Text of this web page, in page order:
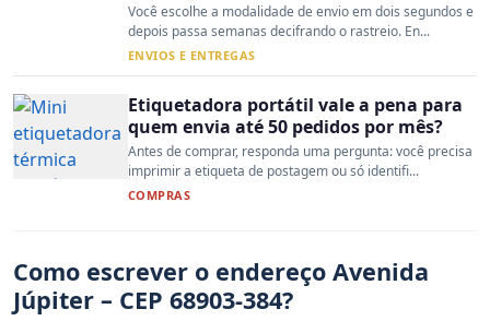
Você escolhe a modalidade de envio em dois segundos e
depois passa semanas decifrando o rastreio. En...
ENVIOS E ENTREGAS
Etiquetadora portátil vale a pena para
quem envia até 50 pedidos por mês?
Antes de comprar, responda uma pergunta: você precisa
imprimir a etiqueta de postagem ou só identifi...
COMPRAS
Como escrever o endereço Avenida
Júpiter – CEP 68903-384?